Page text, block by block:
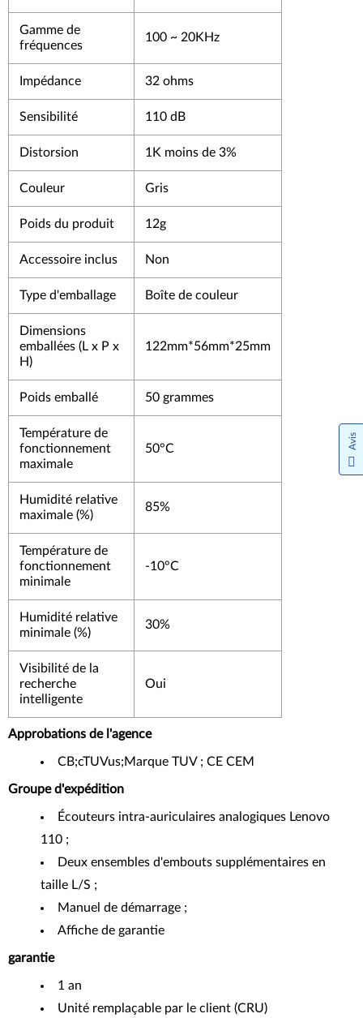
Gamme de
fréquences
100 ~ 20KHz
Impédance 32 ohms
Sensibilité 110 dB
Distorsion 1K moins de 3%
Couleur Gris
Poids du produit 12g
Accessoire inclus Non
Type d'emballage Boîte de couleur
Dimensions
emballées (L x P x
H)
122mm*56mm*25mm
Poids emballé 50 grammes
Température de
fonctionnement
maximale
50°C
Humidité relative
maximale (%)
85%
Température de
fonctionnement
minimale
-10°C
Humidité relative
minimale (%)
30%
Visibilité de la
recherche
intelligente
Oui
Approbations de l'agence
CB;cTUVus;Marque TUV ; CE CEM
Groupe d'expédition
Écouteurs intra-auriculaires analogiques Lenovo
110 ;
Deux ensembles d'embouts supplémentaires en
taille L/S ;
Manuel de démarrage ;
Affiche de garantie
garantie
1 an
Unité remplaçable par le client (CRU)
Avis